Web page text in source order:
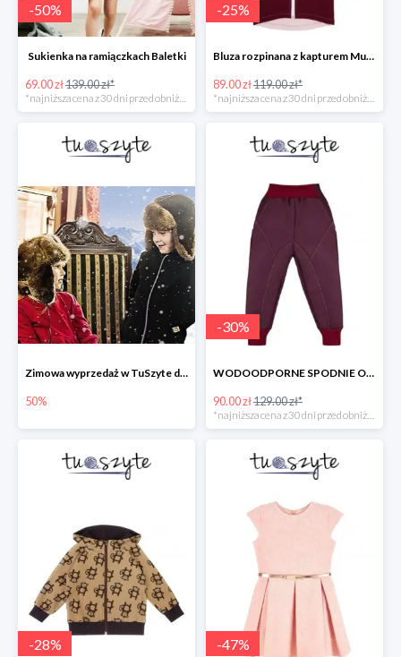
-50%
Sukienka na ramiączkach Baletki
69.00 zł139.00 zł*
-25%
Bluza rozpinana z kapturem Muchomory
89.00 zł119.00 zł*
Zimowa wyprzedaż w TuSzyte do -50%
50%
-30%
WODOODPORNE SPODNIE OCIEPLANE BORDOWE w super cenie
90.00 zł129.00 zł*
*najniższa cena z 30 dni przed obniżką
-28% -47%